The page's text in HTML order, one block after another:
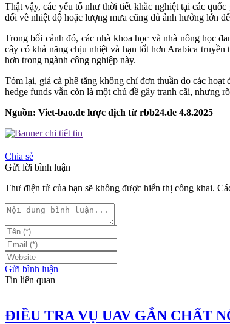
Thật vậy, các yếu tố như thời tiết khắc nghiệt tại các
đổi về nhiệt độ hoặc lượng mưa cũng đủ ảnh hưởng lớn
Trong bối cảnh đó, các nhà khoa học và nhà nông học
cây có khả năng chịu nhiệt và hạn tốt hơn Arabica
hơn trong ngành công nghiệp này.
Tóm lại, giá cà phê tăng không chỉ đơn thuần do các
hedge funds vẫn còn là một chủ đề gây tranh cãi, nhưng
Nguồn: Viet-bao.de lược dịch từ rbb24.de 4.8.2025
Chia sẻ
Gửi lời bình luận
Thư điện tử của bạn sẽ không được hiển thị công khai.
Gửi bình luận
Tin liên quan
ĐIỀU TRA VỤ UAV GẮN CHẤT